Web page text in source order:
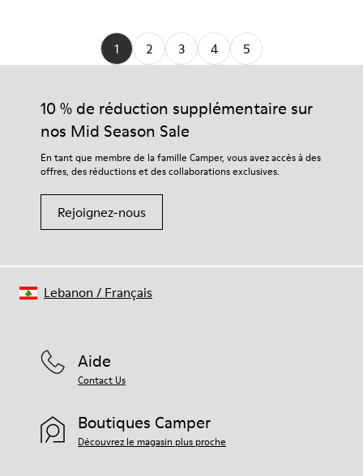
1 2 3 4 5
10 % de réduction supplémentaire sur
nos Mid Season Sale
En tant que membre de la famille Camper, vous avez accès à des
offres, des réductions et des collaborations exclusives.
Rejoignez-nous
Aide
Contact Us
Boutiques Camper
Découvrez le magasin plus proche
Lebanon / Français